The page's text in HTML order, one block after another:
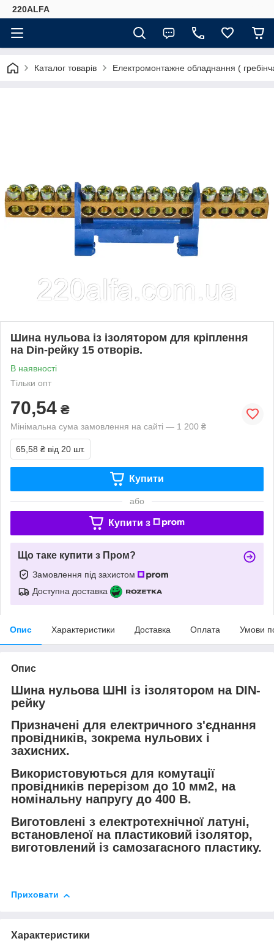
220ALFA
Каталог товарів Електромонтажне обладнання (
Шина нульова із ізолятором для кріплення
на Din-рейку 15 отворів.
В наявності
Тільки опт
70,54 ₴
Мінімальна сума замовлення на сайті — 1 200 ₴
65,58 ₴ від 20 шт.
Купити
або
Купити з
Що таке купити з Пром?
Замовлення під захистом
Доступна доставка
Опис Характеристики Доставка Оплата Умови
Опис
Шина нульова ШНІ із ізолятором на DIN-
рейку
Призначені для електричного з'єднання
провідників, зокрема нульових і
захисних.
Використовуються для комутації
провідників перерізом до 10 мм2, на
номінальну напругу до 400 В.
Виготовлені з електротехнічної латуні,
встановленої на пластиковий ізолятор,
виготовлений із самозагасного пластику.
Приховати
Характеристики